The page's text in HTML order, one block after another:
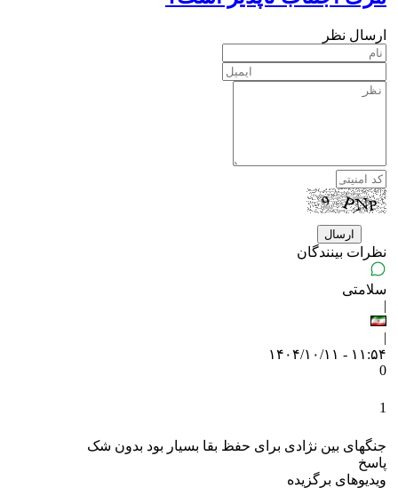
ارسال نظر
نظرات بینندگان
سلامتی
|
|
۱۱:۵۴ - ۱۴۰۴/۱۰/۱۱
0
1
جنگهای بین نژادی برای حفظ بقا بسیار بود بدون شک
پاسخ
ویدیوهای برگزیده